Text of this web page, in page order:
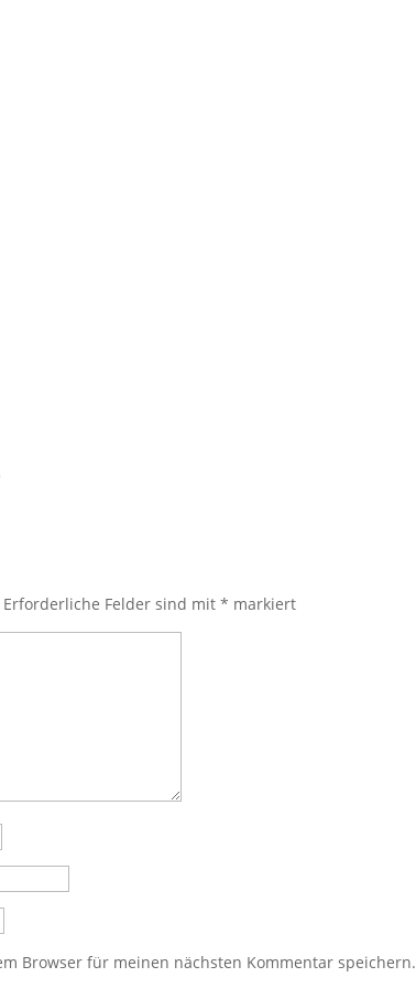
Erforderliche Felder sind mit* markiert
Browser für meinen nächsten Kommentar speichern.